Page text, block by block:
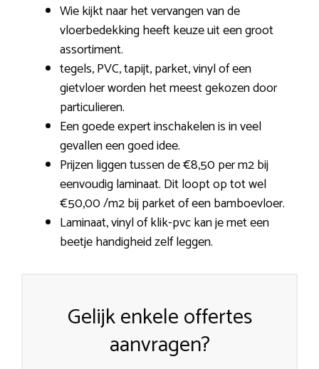
Wie kijkt naar het vervangen van de
vloerbedekking heeft keuze uit een groot
assortiment.
tegels, PVC, tapijt, parket, vinyl of een
gietvloer worden het meest gekozen door
particulieren.
Een goede expert inschakelen is in veel
gevallen een goed idee.
Prijzen liggen tussen de €8,50 per m2 bij
eenvoudig laminaat. Dit loopt op tot wel
€50,00 /m2 bij parket of een bamboevloer.
Laminaat, vinyl of klik-pvc kan je met een
beetje handigheid zelf leggen.
Gelijk enkele offertes
aanvragen?